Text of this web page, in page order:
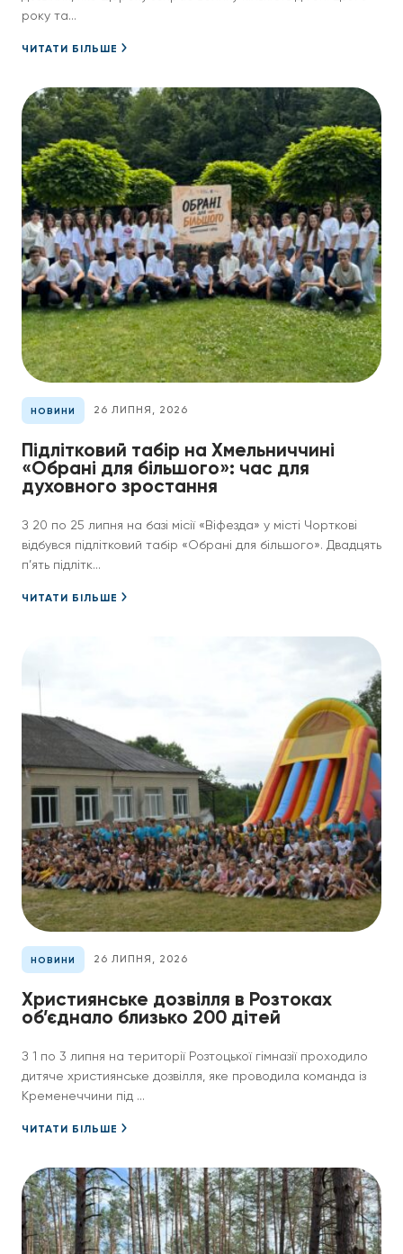
року та...
ЧИТАТИ БІЛЬШЕ
НОВИНИ 26 ЛИПНЯ, 2026
Підлітковий табір на Хмельниччині
«Обрані для більшого»: час для
духовного зростання
З 20 по 25 липня на базі місії «Віфезда» у місті Чорткові
відбувся підлітковий табір «Обрані для більшого». Двадцять
п’ять підлітк...
ЧИТАТИ БІЛЬШЕ
НОВИНИ 26 ЛИПНЯ, 2026
Християнське дозвілля в Розтоках
об’єднало близько 200 дітей
З 1 по 3 липня на території Розтоцької гімназії проходило
дитяче християнське дозвілля, яке проводила команда із
Кременеччини під ...
ЧИТАТИ БІЛЬШЕ